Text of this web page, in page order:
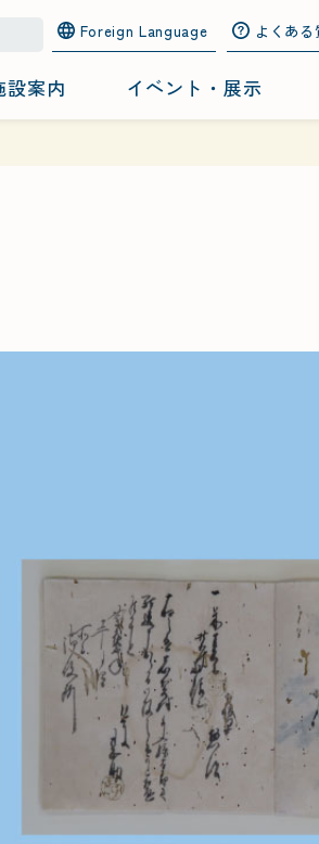
Foreign Language よくある
設案内 イベント・展示